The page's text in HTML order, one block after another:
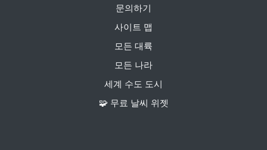
문의하기
사이트 맵
모든 대륙
모든 나라
세계 수도 도시
🧩 무료 날씨 위젯